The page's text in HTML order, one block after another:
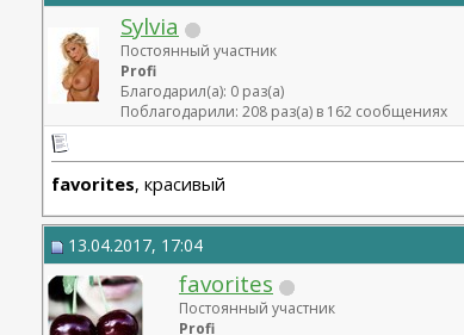
Sylvia
Постоянный участник
Profi
Благодарил(а): 0 раз(а)
Поблагодарили: 208 раз(а) в 162 сообщениях
favorites, красивый
13.04.2017, 17:04
favorites
Постоянный участник
Profi